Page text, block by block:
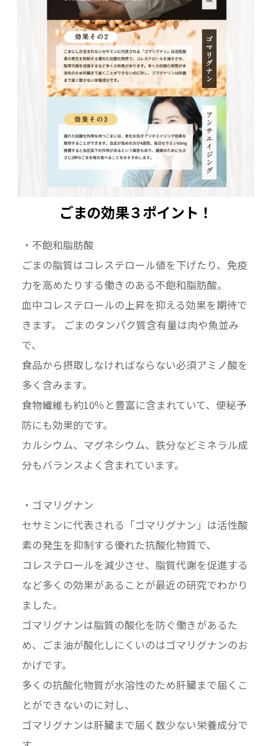
ごまの効果３ポイント！
・不飽和脂肪酸
ごまの脂質はコレステロール値を下げたり、免疫
力を高めたりする働きのある不飽和脂肪酸。
血中コレステロールの上昇を抑える効果を期待で
きます。 ごまのタンパク質含有量は肉や魚並み
で、
食品から摂取しなければならない必須アミノ酸を
多く含みます。
食物繊維も約10％と豊富に含まれていて、便秘予
防にも効果的です。
カルシウム、マグネシウム、鉄分などミネラル成
分もバランスよく含まれています。
・ゴマリグナン
セサミンに代表される「ゴマリグナン」は活性酸
素の発生を抑制する優れた抗酸化物質で、
コレステロールを減少させ、脂質代謝を促進する
など多くの効果があることが最近の研究でわかり
ました。
ゴマリグナンは脂質の酸化を防ぐ働きがあるた
め、ごま油が酸化しにくいのはゴマリグナンのお
かげです。
多くの抗酸化物質が水溶性のため肝臓まで届くこ
とができないのに対し、
ゴマリグナンは肝臓まで届く数少ない栄養成分で